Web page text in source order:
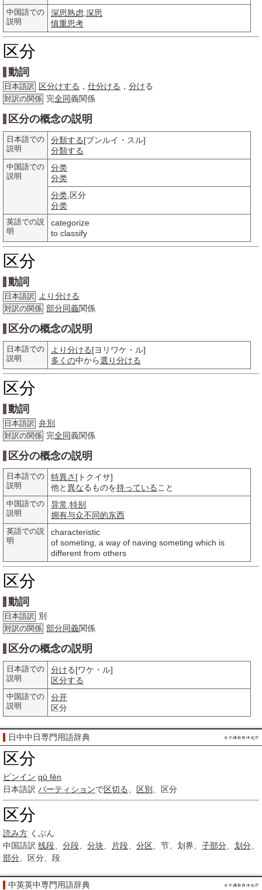
中国語での
説明
深思熟虑 深思
慎重思考
区分
動詞
日本語訳 区分けする ， 仕分ける ， 分ける
対訳の関係 完全同義関係
区分の概念の説明
日本語での
説明
分類する[ブンルイ・スル]
分類する
中国語での
説明
分类
分类
分类 ,区分
分类
英語での説
明
categorize
to classify
区分
動詞
日本語訳 より分ける
対訳の関係 部分同義関係
区分の概念の説明
日本語での
説明
より分ける[ヨリワケ・ル]
多くの中から選り分ける
区分
動詞
日本語訳 弁別
対訳の関係 完全同義関係
区分の概念の説明
日本語での
説明
特異さ [トクイサ]
他と異なるものを持っている こと
中国語での
説明
异常 特别
拥有与众不同的东西
英語での説
明
characteristic
of someting, a way of naving someting which is
different from others
区分
動詞
日本語訳 別
対訳の関係 部分同義関係
区分の概念の説明
日本語での
説明
分ける[ワケ・ル]
区分する
中国語での
説明
分开
区分
日中中日専門用語辞典
区分
ピンイン qū fēn
日本語訳 パーティションで区切る 区別 、区分
区分
読み方 くぶん
中国語訳 线段 分段 分块 片段 分区 、节、划界、 子部分 划分
部分 、区分、段
中英英中専門用語辞典